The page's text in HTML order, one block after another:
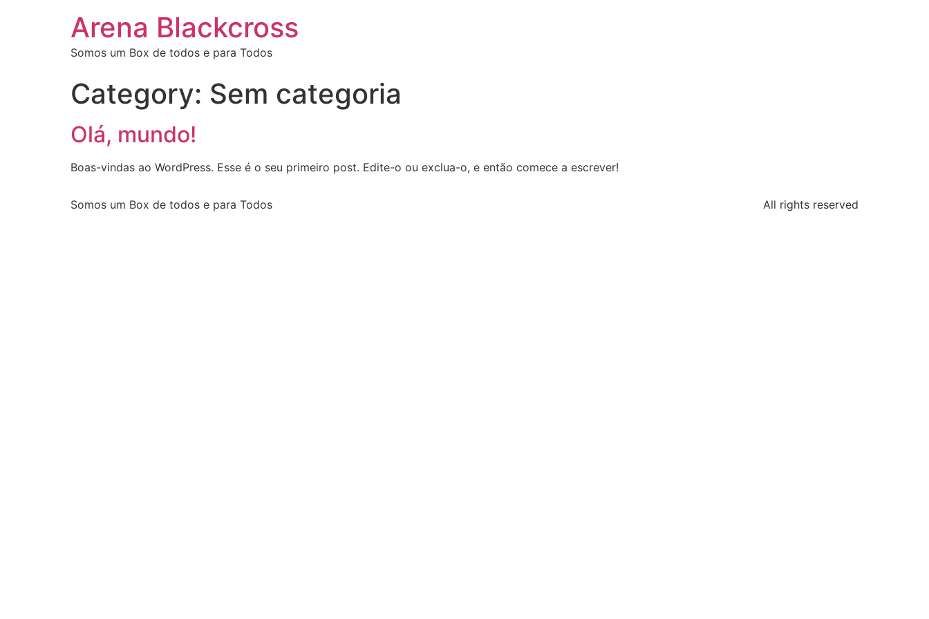
Arena Blackcross
Somos um Box de todos e para Todos
Category: Sem categoria
Olá, mundo!
Boas-vindas ao WordPress. Esse é o seu primeiro post. Edite-o ou exclua-o, e então comece a escrever!
Somos um Box de todos e para Todos All rights reserved